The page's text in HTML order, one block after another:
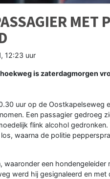
MET
12:23 uur
is zaterdagmorgen
uur op de Oostkapelseweg
Een passagier gedroeg
flink alcohol
waarna de politie
waaronder een
werd hij gesignaleerd en